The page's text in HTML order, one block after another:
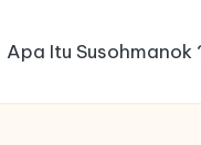
Apa Itu Susohmanok